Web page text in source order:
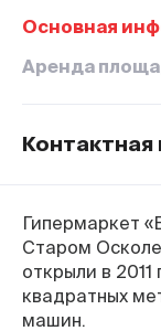
Основная
Аренда
Пн–Всс 8:00 до
Горячяя линия
8-800-770-76-27
Адрес
г. Старый Оскол,
Гипермаркет
Старом Осколе
открыли в
квадратных
машин.